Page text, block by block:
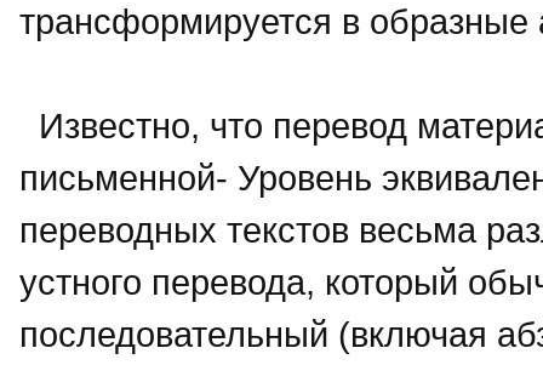
трансформируется в образные
Известно, что перевод
письменной- Уровень
переводных текстов весьма
устного перевода, который
последовательный (включая